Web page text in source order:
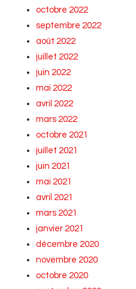
octobre 2022
septembre 2022
août 2022
juillet 2022
juin 2022
mai 2022
avril 2022
mars 2022
octobre 2021
juillet 2021
juin 2021
mai 2021
avril 2021
mars 2021
janvier 2021
décembre 2020
novembre 2020
octobre 2020